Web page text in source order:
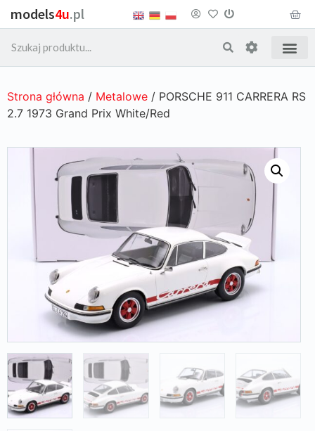
models4u.pl
Strona główna / Metalowe / PORSCHE 911 CARRERA RS
2.7 1973 Grand Prix White/Red